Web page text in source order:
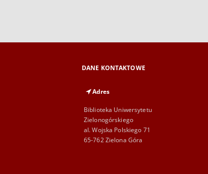
DANE KONTAKTOWE
Adres
Biblioteka Uniwersytetu
Zielonogórskiego
al. Wojska Polskiego 71
65-762 Zielona Góra